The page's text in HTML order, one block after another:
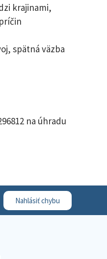
krajinami,
spätná väzba
na úhradu
Nahlásiť chybu